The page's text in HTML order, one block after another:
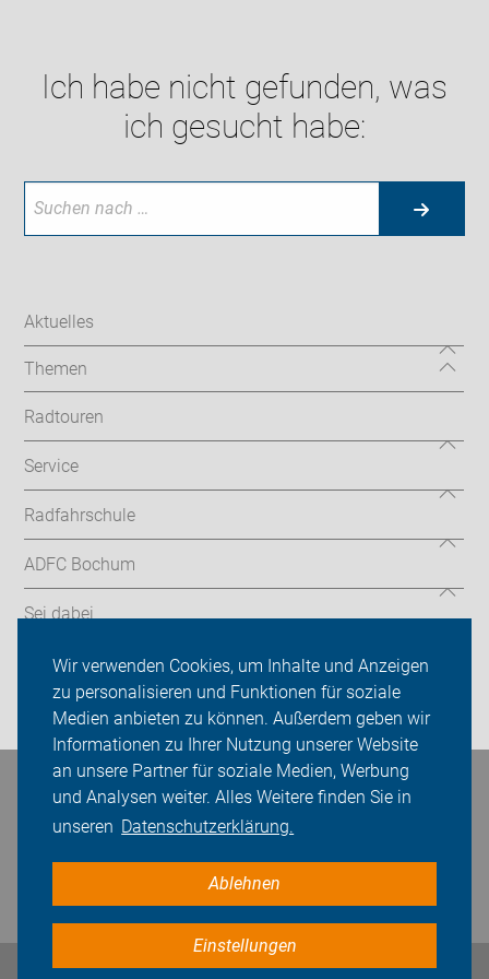
Wir verwenden Cookies, um Inhalte und Anzeigen
zu personalisieren und Funktionen für soziale
Medien anbieten zu können. Außerdem geben wir
Informationen zu Ihrer Nutzung unserer Website
an unsere Partner für soziale Medien, Werbung
und Analysen weiter. Alles Weitere finden Sie in
unseren Datenschutzerklärung.
Ablehnen
Einstellungen
Ich habe nicht gefunden, was
ich gesucht habe:
Aktuelles
Themen
Radtouren
Service
Radfahrschule
ADFC Bochum
Sei dabei
Presse
Login
Bleiben Sie in Kontakt